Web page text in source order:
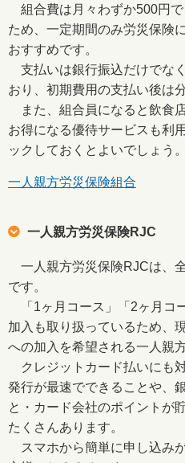
組合費は月々わずか500円
ため、一定期間のみ労災保険
おすすめです。
支払いは銀行振込だけでな
おり、初期費用の支払い後は
また、組合員になると飲食
お得になる優待サービスも利
ックしておくとよいでしょう。
一人親方労災保険組合
一人親方労災保険RJC
一人親方労災保険RJCは、
です。
「1ヶ月コース」「2ヶ月コ
加入も取り扱っているため、
への加入を希望される一人親
クレジットカード払いにも
発行が最速でできることや、
と・カード会社のポイントが
たくさんあります。
スマホから簡単に申し込み